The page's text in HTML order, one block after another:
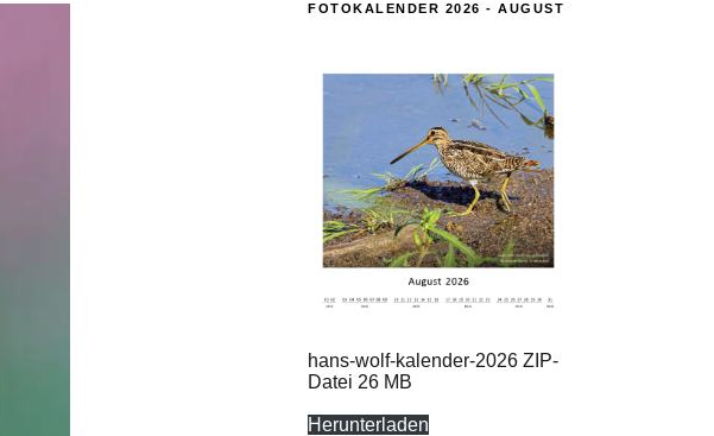
FOTOKALENDER 2026 - AUGUST
hans-wolf-kalender-2026 ZIP-
Datei 26 MB
Herunterladen